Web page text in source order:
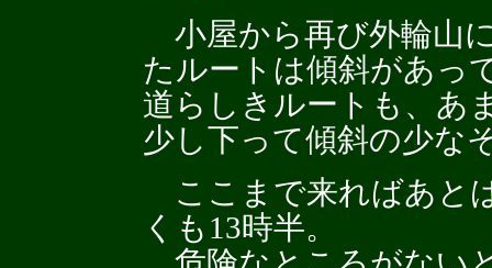
小屋から再び外輪山
たルートは傾斜があっ
道らしきルートも、あ
少し下って傾斜の少な
ここまで来ればあと
くも13時半。